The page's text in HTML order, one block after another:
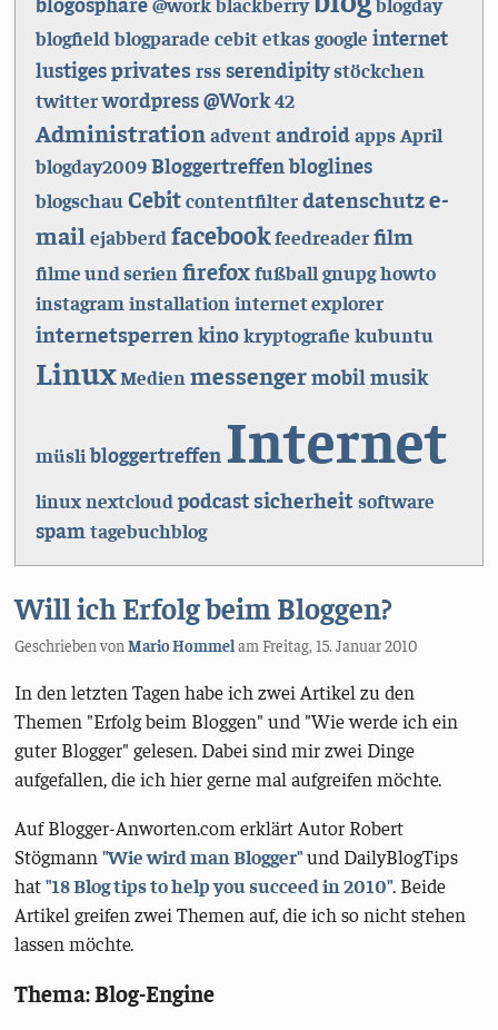
blogfield blogparade cebitetkasgoogle internet
lustigesprivatesrssserendipitystöckchen
twitterwordpress@Work42
AdministrationadventandroidappsApril
blogday2009Bloggertreffenbloglines
blogschauCebitcontentfilterdatenschutze-
mail ejabberd facebookfeedreaderfilm
filme und serien firefoxfußball gnupghowto
instagram installation internet explorer
internetsperren kinokryptografie kubuntu
LinuxMedien messengermobil musik
müsli bloggertreffen Internet
linuxnextcloud podcastsicherheitsoftware
spam tagebuchblog
Will ich Erfolg beim Bloggen?
Geschrieben vonMario HommelamFreitag, 15. Januar 2010
In den letzten Tagen habe ich zwei Artikel zu den
Themen "Erfolg beim Bloggen" und "Wie werde ich ein
guter Blogger" gelesen. Dabei sind mir zwei Dinge
aufgefallen, die ich hier gerne mal aufgreifen möchte.
Auf Blogger-Anworten.com erklärt Autor Robert
Stögmann"Wie wird man Blogger"und DailyBlogTips
hat"18 Blog tips to help you succeed in 2010". Beide
Artikel greifen zwei Themen auf, die ich so nicht stehen
lassen möchte.
Thema: Blog-Engine